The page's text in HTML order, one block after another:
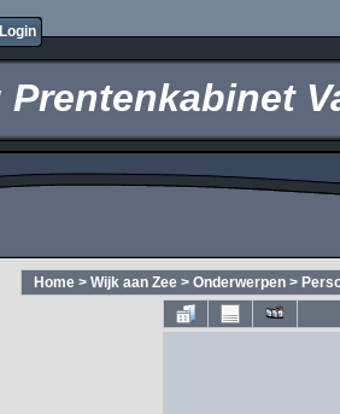
Login
Home > Wijk aan Zee > Onderwerpen >